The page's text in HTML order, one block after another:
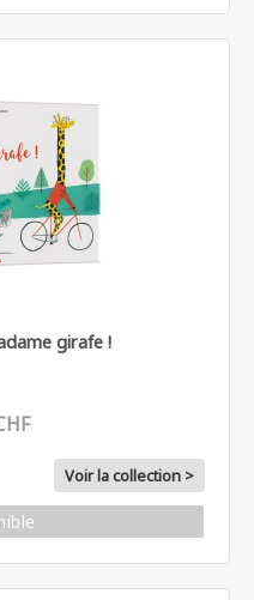
girafe !
Voir la collection >